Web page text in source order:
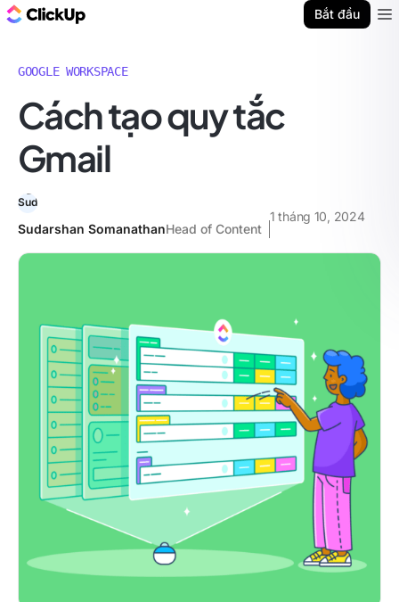
Bắt đầu
GOOGLE WORKSPACE
Cách tạo quy tắc
Gmail
Sudarshan SomanathanHead of Content
1 tháng 10, 2024